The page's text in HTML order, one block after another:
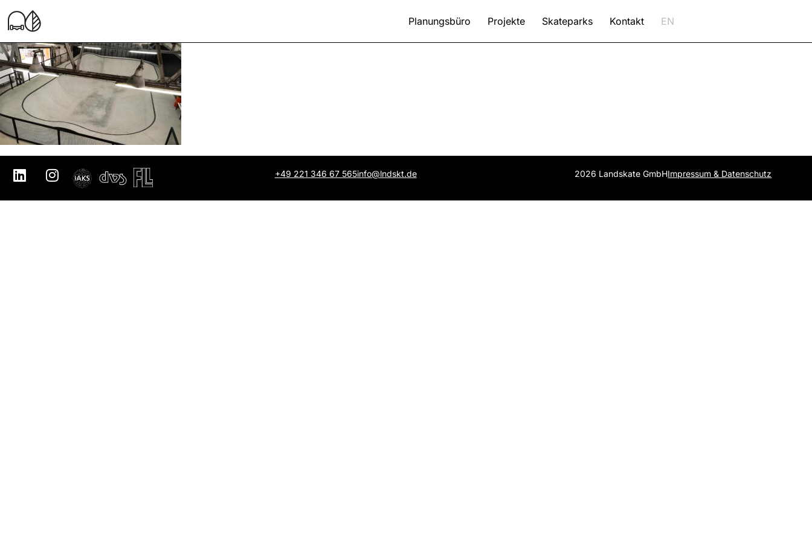
Planungsbüro Projekte Skateparks Kontakt EN
+49 221 346 67 565info@lndskt.de 2026 Landskate GmbHImpressum & Datenschutz